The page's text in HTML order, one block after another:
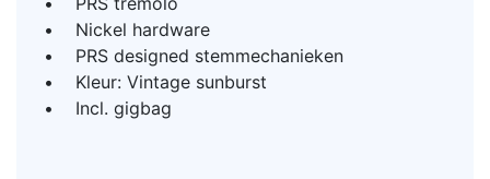
• Nickel hardware
• PRS designed stemmechanieken
• Kleur: Vintage sunburst
• Incl. gigbag